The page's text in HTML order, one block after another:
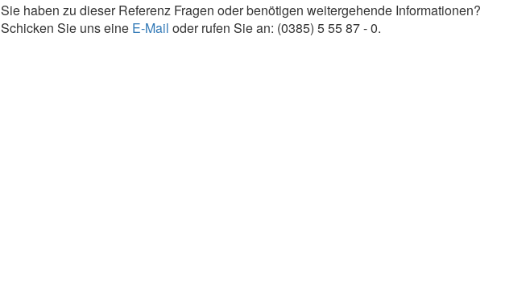
Sie haben zu dieser Referenz Fragen oder benötigen weitergehende Informationen?
Schicken Sie uns eine E-Mail oder rufen Sie an: (0385) 5 55 87 - 0.